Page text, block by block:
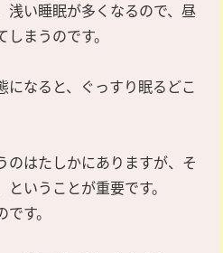
浅い睡眠が多くなるので、昼
まうのです。
になると、ぐっすり眠るどこ
のはたしかにありますが、そ
いうことが重要です。
す。